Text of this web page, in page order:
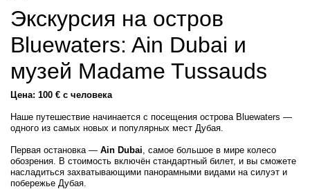
Экскурсия на остров
Bluewaters: Ain Dubai и
музей Madame Tussauds
Цена: 100 € с человека
Наше путешествие начинается с посещения острова Bluewaters —
одного из самых новых и популярных мест Дубая.
Первая остановка — Ain Dubai, самое большое в мире колесо
обозрения. В стоимость включён стандартный билет, и вы сможете
насладиться захватывающими панорамными видами на силуэт и
побережье Дубая.